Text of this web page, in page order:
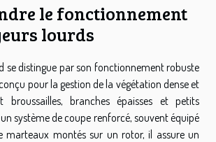
le fonctionnement
lourds
se distingue par son fonctionnement robuste
pour la gestion de la végétation dense et
broussailles, branches épaisses et petits
système de coupe renforcé, souvent équipé
marteaux montés sur un rotor, il assure un